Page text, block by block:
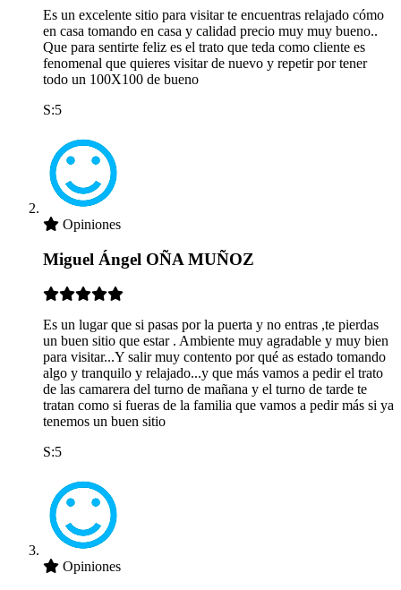
Es un excelente sitio para visitar te encuentras relajado cómo
en casa tomando en casa y calidad precio muy muy bueno..
Que para sentirte feliz es el trato que teda como cliente es
fenomenal que quieres visitar de nuevo y repetir por tener
todo un 100X100 de bueno
S:5
Opiniones
Miguel Ángel OÑA MUÑOZ
Es un lugar que si pasas por la puerta y no entras ,te pierdas
un buen sitio que estar . Ambiente muy agradable y muy bien
para visitar...Y salir muy contento por qué as estado tomando
algo y tranquilo y relajado...y que más vamos a pedir el trato
de las camarera del turno de mañana y el turno de tarde te
tratan como si fueras de la familia que vamos a pedir más si ya
tenemos un buen sitio
S:5
Opiniones